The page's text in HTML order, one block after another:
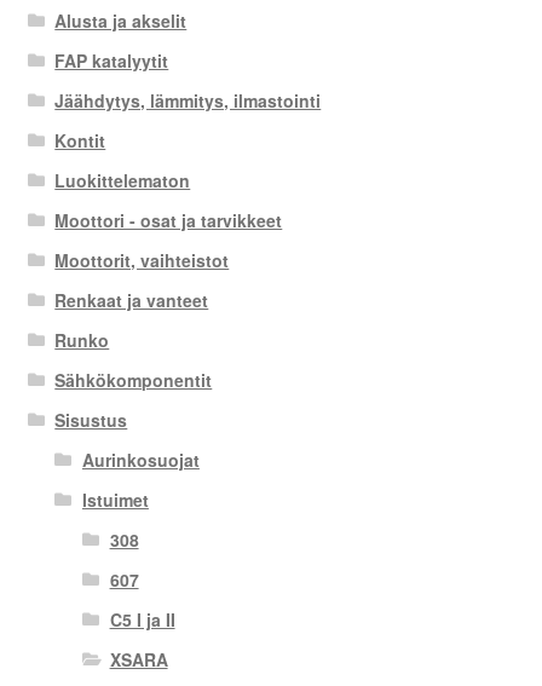
Alusta ja akselit
FAP katalyytit
Jäähdytys, lämmitys, ilmastointi
Kontit
Luokittelematon
Moottori - osat ja tarvikkeet
Moottorit, vaihteistot
Renkaat ja vanteet
Runko
Sähkökomponentit
Sisustus
Aurinkosuojat
Istuimet
308
607
C5 I ja II
XSARA